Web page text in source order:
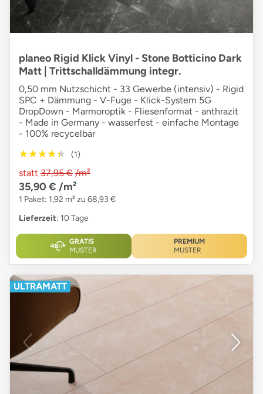
planeo Rigid Klick Vinyl - Stone Botticino Dark
Matt | Trittschalldämmung integr.
0,50 mm Nutzschicht - 33 Gewerbe (intensiv) - Rigid
SPC + Dämmung - V-Fuge - Klick-System 5G
DropDown - Marmoroptik - Fliesenformat - anthrazit
- Made in Germany - wasserfest - einfache Montage
- 100% recycelbar
★★★★★
★★★★★ (1)
statt 37,95 € /m²
35,90 € /m²
1 Paket: 1,92 m² zu 68,93 €
Lieferzeit: 10 Tage
GRATIS
MUSTER
PREMIUM
MUSTER
ULTRAMATT